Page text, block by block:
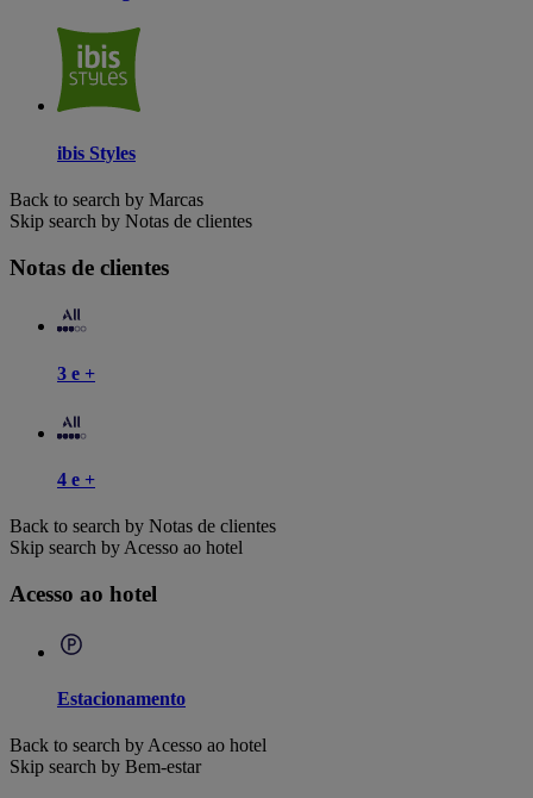
ibis Styles
Back to search by Marcas
Skip search by Notas de clientes
Notas de clientes
3 e +
4 e +
Back to search by Notas de clientes
Skip search by Acesso ao hotel
Acesso ao hotel
Estacionamento
Back to search by Acesso ao hotel
Skip search by Bem-estar